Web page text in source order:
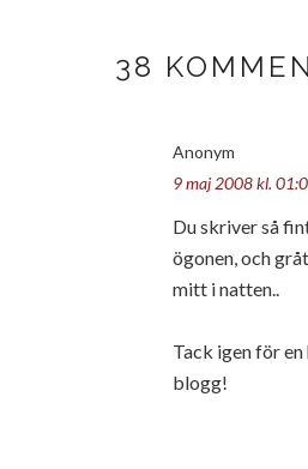
38
Anonym
9 maj 2008 kl.
Du skriver så
ögonen, och
mitt i natten..
Tack igen för
blogg!